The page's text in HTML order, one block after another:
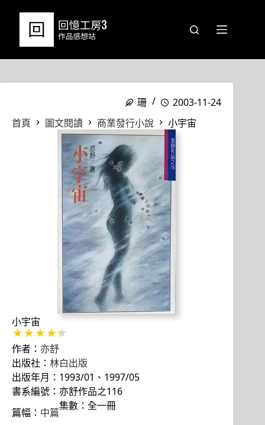
珊
2003-11-24
首頁
圖文閱讀 商業發行小說 小宇宙
小宇宙
作者： 亦舒
出版社： 林白出版
出版年月：1993/01、1997/05
書系編號：亦舒作品之116
篇幅： 中篇
集數：全一冊